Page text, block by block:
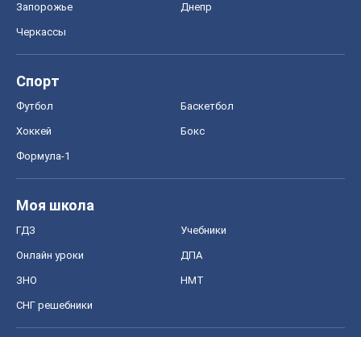
Запорожье Днепр
Черкассы
Спорт
Футбол Баскетбол
Хоккей Бокс
Формула-1
Моя школа
ГДЗ Учебники
Онлайн уроки ДПА
ЗНО НМТ
СНГ решебники